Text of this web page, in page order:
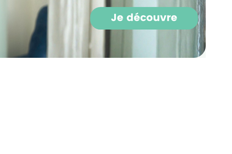
Je reçois mon cadeau !
Votre adresse email sera utilisée par Digital Prisma
envoyer votre newsletter contenant des offres